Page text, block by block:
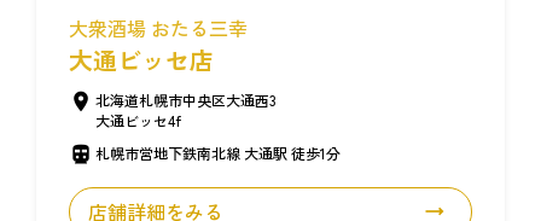
大衆酒場 おたる三幸
大通ビッセ店
北海道札幌市中央区大通西3
大通ビッセ4f
札幌市営地下鉄南北線 大通駅 徒歩1分
店舗詳細をみる